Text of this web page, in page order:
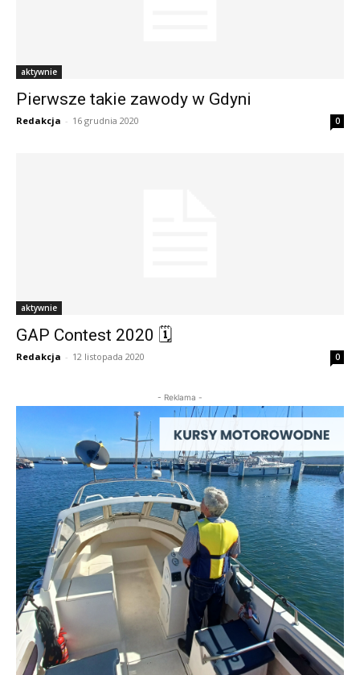
aktywnie
Pierwsze takie zawody w Gdyni
Redakcja - 16 grudnia 2020 0
aktywnie
GAP Contest 2020 🗓
Redakcja - 12 listopada 2020 0
- Reklama -